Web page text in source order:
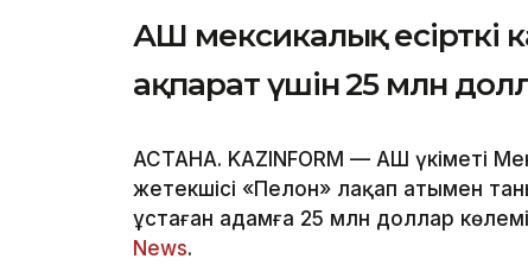
АҚШ мексикалық есірткі
ақпарат үшін 25 млн
АСТАНА. KAZINFORM — АҚШ үкіметі
жетекшісі «Пелон» лақап атымен
ұстаған адамға 25 млн доллар
News.